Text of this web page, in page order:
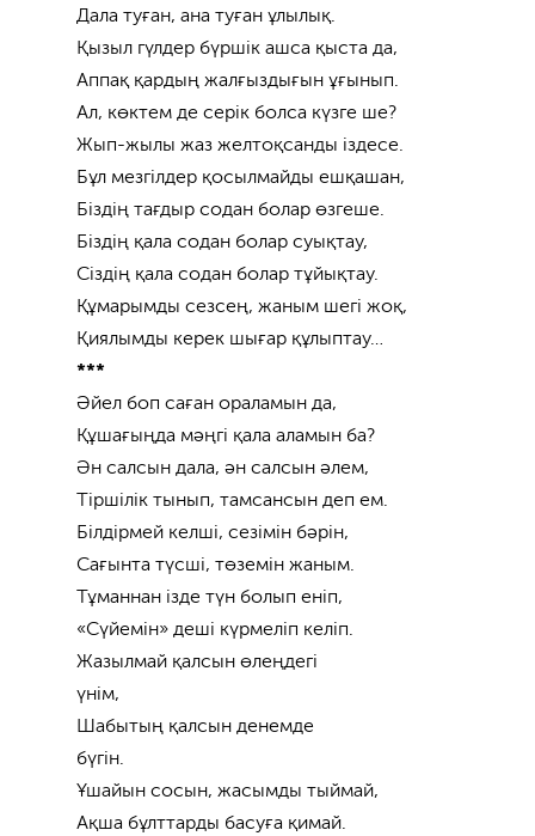
Дала туған, ана туған ұлылық.
Қызыл гүлдер бүршік ашса қыста да,
Аппақ қардың жалғыздығын ұғынып.
Ал, көктем де серік болса күзге ше?
Жып-жылы жаз желтоқсанды іздесе.
Бұл мезгілдер қосылмайды ешқашан,
Біздің тағдыр содан болар өзгеше.
Біздің қала содан болар суықтау,
Сіздің қала содан болар тұйықтау.
Құмарымды сезсең, жаным шегі жоқ,
Қиялымды керек шығар құлыптау…
***
Әйел боп саған ораламын да,
Құшағыңда мәңгі қала аламын ба?
Ән салсын дала, ән салсын әлем,
Тіршілік тынып, тамсансын деп ем.
Білдірмей келші, сезімін бәрін,
Сағынта түсші, төземін жаным.
Тұманнан ізде түн болып еніп,
«Сүйемін» деші күрмеліп келіп.
Жазылмай қалсын өлеңдегі
үнім,
Шабытың қалсын денемде
бүгін.
Ұшайын сосын, жасымды тыймай,
Ақша бұлттарды басуға қимай.